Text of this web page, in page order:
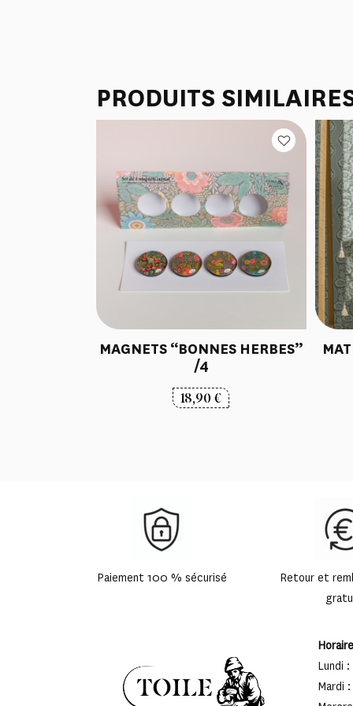
PRODUITS
MAGNETS “BONNES HERBES”
/4
18,90€
Paiement 100 % sécurisé
Retour et
Lundi
Mardi :